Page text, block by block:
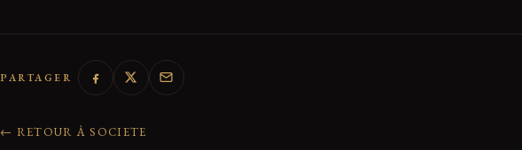
PARTAGER
← RETOUR À SOCIETE